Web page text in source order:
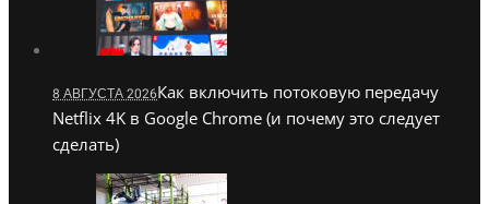
8 АВГУСТА 2026Как включить потоковую передачу
Netflix 4K в Google Chrome (и почему это следует
сделать)